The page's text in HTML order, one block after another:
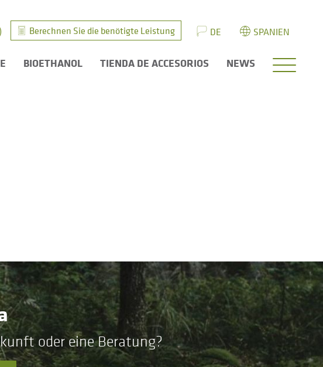
Berechnen Sie die benötigte Leistung DE SPANIEN
BIOETHANOL TIENDA DE ACCESORIOS NEWS
oder eine Beratung?